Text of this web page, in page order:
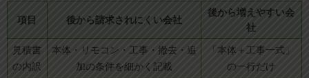
項目 後から請求されにくい会社
後から増えやすい会
社
見積書
の内訳
本体・リモコン・工事・撤去・追
加の条件を細かく記載
「本体＋工事一式」
の一行だけ